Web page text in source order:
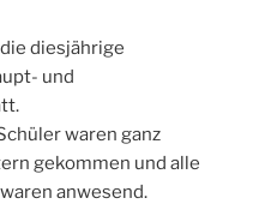
diesjährige
und
waren ganz
gekommen und alle
anwesend.